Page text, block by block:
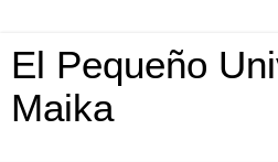
El Pequeño
Maika